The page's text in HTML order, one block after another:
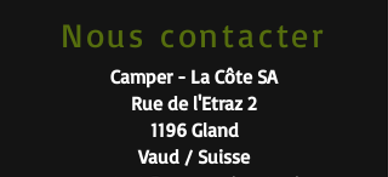
Nous contacter
Camper - La Côte SA
Rue de l'Etraz 2
1196 Gland
Vaud / Suisse